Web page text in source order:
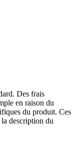
Des frais
en raison du
du produit. Ces
description du